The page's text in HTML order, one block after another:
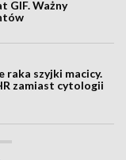
GIF. Ważny
raka szyjki macicy.
zamiast cytologii